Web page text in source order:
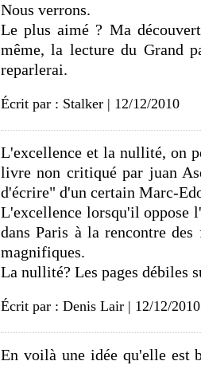
Nous verrons.
Le plus aimé ? Ma
même, la lecture du Grand
reparlerai.
Écrit par : Stalker | 12/12/2010
L'excellence et la nullité, on
livre non critiqué par juan
d'écrire" d'un certain Marc-
L'excellence lorsqu'il oppose
dans Paris à la rencontre
magnifiques.
La nullité? Les pages débiles
Écrit par : Denis Lair | 12/12/2010
En voilà une idée qu'elle est